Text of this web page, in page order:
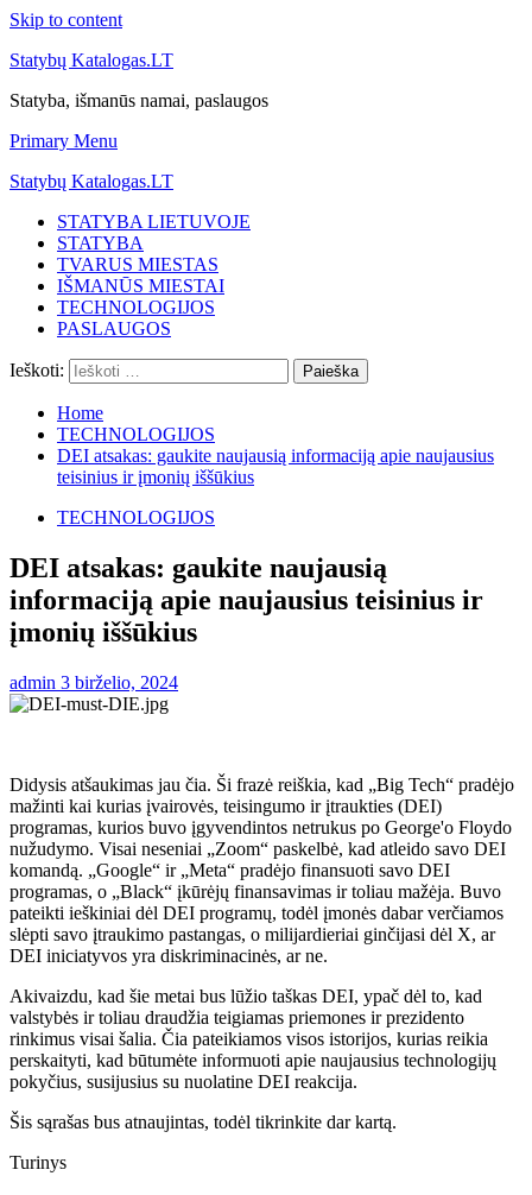
Skip to content
Statybų Katalogas.LT
Statyba, išmanūs namai, paslaugos
Primary Menu
Statybų Katalogas.LT
STATYBA LIETUVOJE
STATYBA
TVARUS MIESTAS
IŠMANŪS MIESTAI
TECHNOLOGIJOS
PASLAUGOS
Ieškoti:
Home
TECHNOLOGIJOS
DEI atsakas: gaukite naujausią informaciją apie naujausius
teisinius ir įmonių iššūkius
TECHNOLOGIJOS
DEI atsakas: gaukite naujausią
informaciją apie naujausius teisinius ir
įmonių iššūkius
admin 3 birželio, 2024
Didysis atšaukimas jau čia. Ši frazė reiškia, kad „Big Tech“ pradėjo
mažinti kai kurias įvairovės, teisingumo ir įtraukties (DEI)
programas, kurios buvo įgyvendintos netrukus po George'o Floydo
nužudymo. Visai neseniai „Zoom“ paskelbė, kad atleido savo DEI
komandą. „Google“ ir „Meta“ pradėjo finansuoti savo DEI
programas, o „Black“ įkūrėjų finansavimas ir toliau mažėja. Buvo
pateikti ieškiniai dėl DEI programų, todėl įmonės dabar verčiamos
slėpti savo įtraukimo pastangas, o milijardieriai ginčijasi dėl X, ar
DEI iniciatyvos yra diskriminacinės, ar ne.
Akivaizdu, kad šie metai bus lūžio taškas DEI, ypač dėl to, kad
valstybės ir toliau draudžia teigiamas priemones ir prezidento
rinkimus visai šalia. Čia pateikiamos visos istorijos, kurias reikia
perskaityti, kad būtumėte informuoti apie naujausius technologijų
pokyčius, susijusius su nuolatine DEI reakcija.
Šis sąrašas bus atnaujintas, todėl tikrinkite dar kartą.
Turinys